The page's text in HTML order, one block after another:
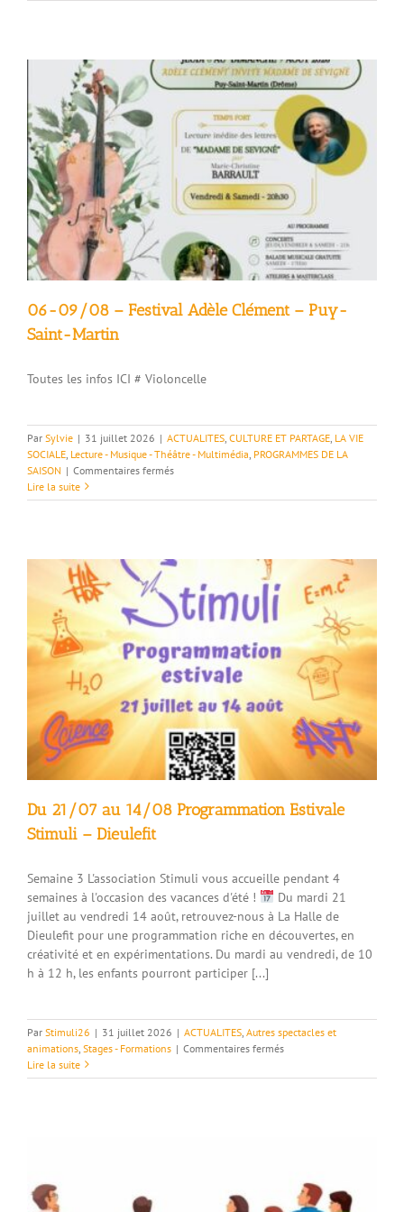
son
cinéma
!
Pétanque
fête
village
06-09/08 – Festival Adèle Clément – Puy-
Saint-Martin
Toutes les infos ICI # Violoncelle
Par Sylvie | 31 juillet 2026 | ACTUALITES CULTURE ET PARTAGE LA VIE
SOCIALE Lecture - Musique - Théâtre - Multimédia PROGRAMMES DE LA
SAISON | Commentaires ferméssur
09/08
Clément
Puy-
Saint-
Lire la suite
Du 21/07 au 14/08 Programmation Estivale
Stimuli – Dieulefit
Semaine 3 L'association Stimuli vous accueille pendant 4
semaines à l'occasion des vacances d'été !
Du mardi 21
juillet au vendredi 14 août, retrouvez-nous à La Halle de
Dieulefit pour une programmation riche en découvertes, en
créativité et en expérimentations. Du mardi au vendredi, de 10
h à 12 h, les enfants pourront participer [...]
Par Stimuli26 | 31 juillet 2026 | ACTUALITES Autres spectacles et
animations Stages - Formations | Commentaires ferméssur
21/07
Dieulefit
Lire la suite